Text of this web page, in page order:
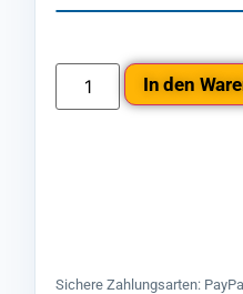
In den
Sichere Zahlungsarten: